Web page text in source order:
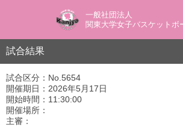
一般社団法人
関東大学女子バスケットボ
試合結果
試合区分：No.5654
開催期日：2026年5月17日
開始時間：11:30:00
開催場所：
主審：